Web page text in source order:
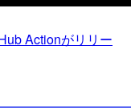
Actionがリリー